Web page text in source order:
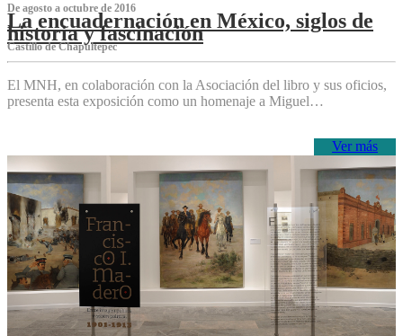
De agosto a octubre de 2016
La encuadernación en México, siglos de
historia y fascinación
Castillo de Chapultepec
El MNH, en colaboración con la Asociación del libro y sus oficios,
presenta esta exposición como un homenaje a Miguel…
Ver más